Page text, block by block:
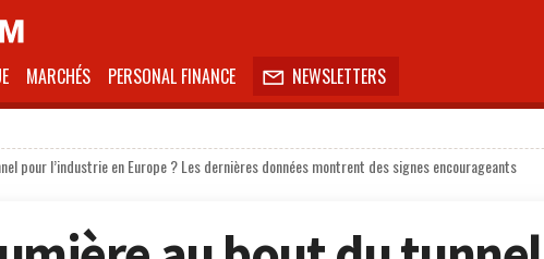
MARCHÉS PERSONAL FINANCE  NEWSLETTERS
pour l’industrie en Europe ? Les dernières données montrent des signes encourageants